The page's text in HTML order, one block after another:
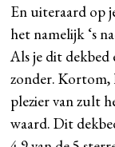
En uiteraard op
het namelijk ‘s
Als je dit dekbed
zonder. Kortom,
plezier van zult
waard. Dit